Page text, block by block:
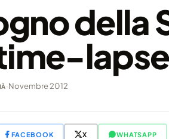
della
·Novembre 2012
FACEBOOK X WHATSAPP